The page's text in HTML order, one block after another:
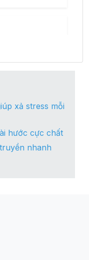
xả stress mỗi
hước cực chất
nhanh